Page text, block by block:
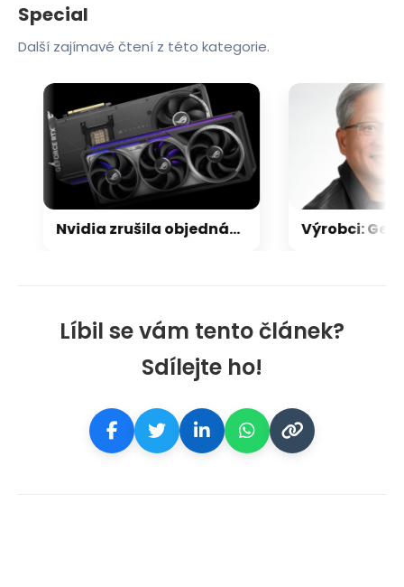
Líbil se vám tento článek?
Sdílejte ho!
Special
Další zajímavé čtení z této kategorie.
Nvidia zrušila objednávku GeForce RTX 5090 za $4600, Asus ji prý dodá za $5200